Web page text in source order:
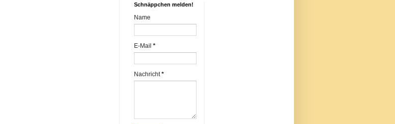
Schnäppchen melden!
Name
E-Mail *
Nachricht*